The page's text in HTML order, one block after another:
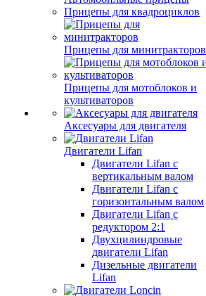
Прицепы для квадроциклов
Прицепы для минитракторов
Прицепы для мотоблоков и
культиваторов
Аксесуары для двигателя
Двигатели Lifan
Двигатели Lifan с
вертикальным валом
Двигатели Lifan с
горизонтальным валом
Двигатели Lifan с
редуктором 2:1
Двухцилиндровые
двигатели Lifan
Дизельные двигатели
Lifan